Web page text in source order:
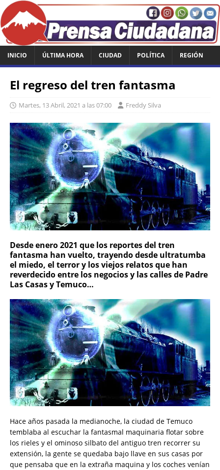
INICIO ÚLTIMA HORA CIUDAD POLÍTICA REGIÓN
El regreso del tren fantasma
Martes, 13 Abril, 2021 a las 07:00 Freddy Silva
Desde enero 2021 que los reportes del tren
fantasma han vuelto, trayendo desde ultratumba
el miedo, el terror y los viejos relatos que han
reverdecido entre los negocios y las calles de Padre
Las Casas y Temuco…
Hace años pasada la medianoche, la ciudad de Temuco
temblaba al escuchar la fantasmal maquinaria flotar sobre
los rieles y el ominoso silbato del antiguo tren recorrer su
extensión, la gente se quedaba bajo llave en sus casas por
que pensaba que en la extraña maquina y los coches venían